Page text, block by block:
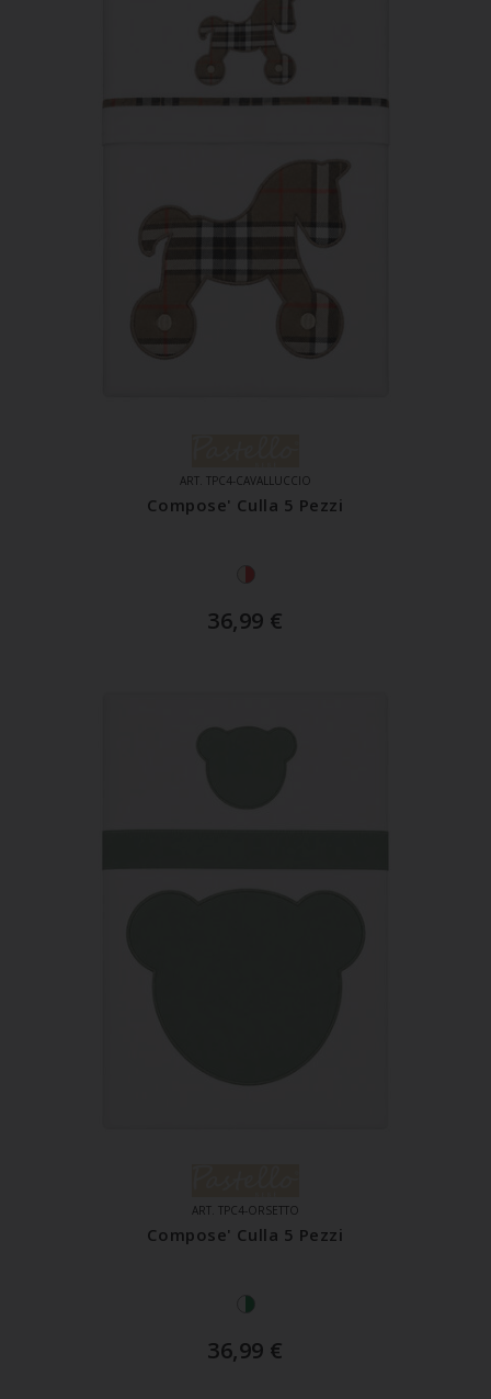
ART. TPC4-CAVALLUCCIO
Compose' Culla 5 Pezzi
36,99 €
ART. TPC4-ORSETTO
Compose' Culla 5 Pezzi
36,99 €